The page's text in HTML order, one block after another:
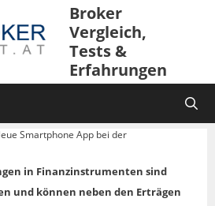
Broker
Vergleich,
Tests &
Erfahrungen
Smartphone App bei der
in Finanzinstrumenten sind
und können neben den Erträgen